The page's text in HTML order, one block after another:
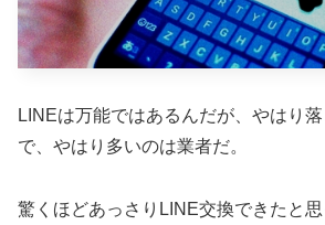
LINEは万能ではあるんだが、やはり
で、やはり多いのは業者だ。
驚くほどあっさりLINE交換できたと